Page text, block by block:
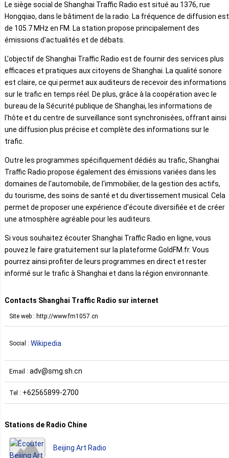
Le siège social de Shanghai Traffic Radio est situé au 1376, rue
Hongqiao, dans le bâtiment de la radio. La fréquence de diffusion est
de 105.7 MHz en FM. La station propose principalement des
émissions d'actualités et de débats.
L'objectif de Shanghai Traffic Radio est de fournir des services plus
efficaces et pratiques aux citoyens de Shanghai. La qualité sonore
est claire, ce qui permet aux auditeurs de recevoir des informations
sur le trafic en temps réel. De plus, grâce à la coopération avec le
bureau de la Sécurité publique de Shanghai, les informations de
l'hôte et du centre de surveillance sont synchronisées, offrant ainsi
une diffusion plus précise et complète des informations sur le
trafic.
Outre les programmes spécifiquement dédiés au trafic, Shanghai
Traffic Radio propose également des émissions variées dans les
domaines de l'automobile, de l'immobilier, de la gestion des actifs,
du tourisme, des soins de santé et du divertissement musical. Cela
permet de proposer une expérience d'écoute diversifiée et de créer
une atmosphère agréable pour les auditeurs.
Si vous souhaitez écouter Shanghai Traffic Radio en ligne, vous
pouvez le faire gratuitement sur la plateforme GoldFM.fr. Vous
pourrez ainsi profiter de leurs programmes en direct et rester
informé sur le trafic à Shanghai et dans la région environnante.
Contacts Shanghai Traffic Radio sur internet
Site web : http://www.fm1057.cn
Social : Wikipedia
Email : adv@smg.sh.cn
Tel : +62565899-2700
Stations de Radio Chine
Beijing Art Radio